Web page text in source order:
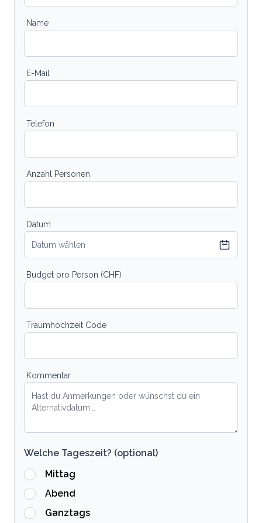
Name
E-Mail
Telefon
Anzahl Personen
Datum
Datum wählen
Budget pro Person (CHF)
Traumhochzeit Code
Kommentar
Welche Tageszeit? (optional)
Mittag
Abend
Ganztags